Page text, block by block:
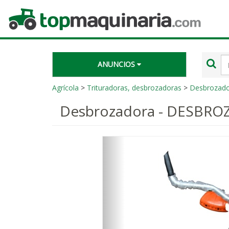
Topmaquinaria.com
ANUNCIOS
Agrícola > Trituradoras, desbrozadoras >
Desbrozadora -